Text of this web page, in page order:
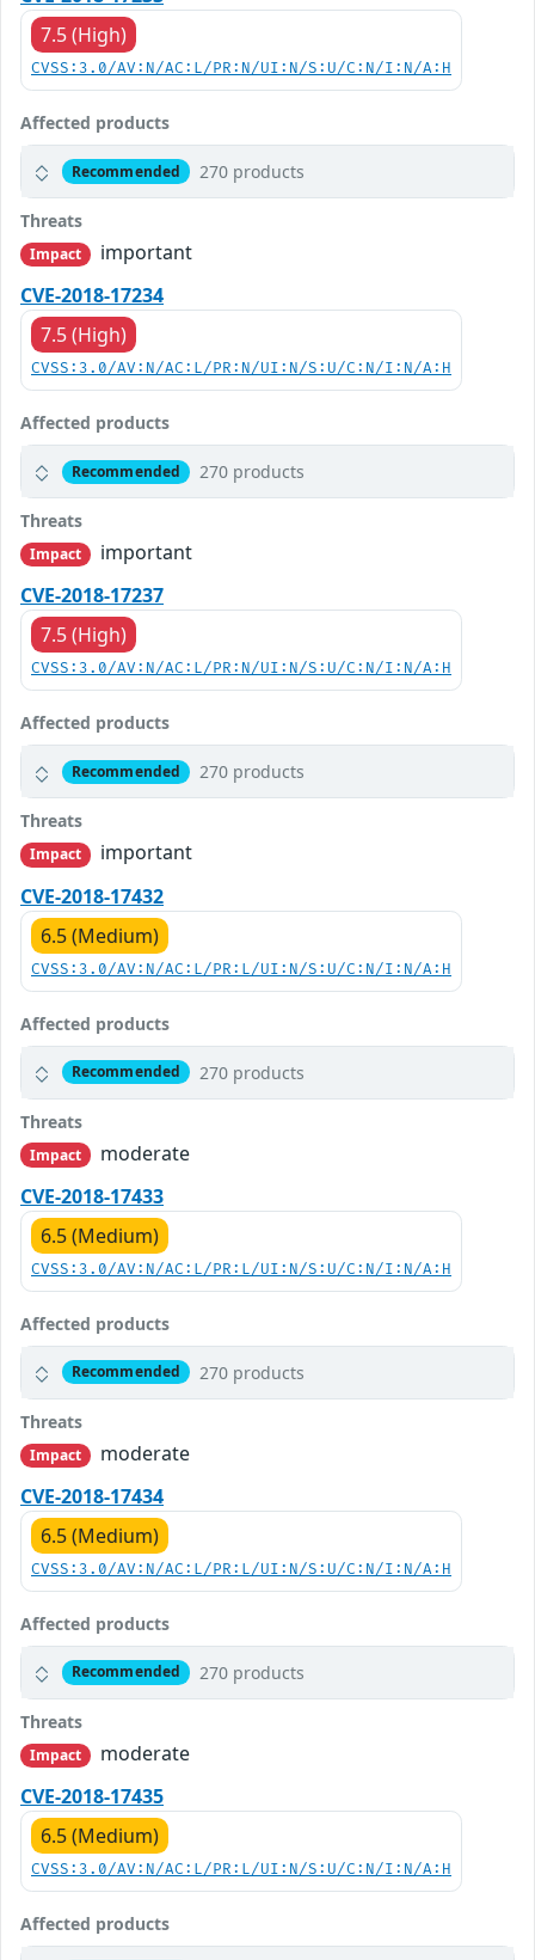
7.5 (High)
CVSS:3.0/AV:N/AC:L/PR:N/UI:N/S:U/C:N/I:N/A:H
Affected products
Recommended 270 products
Threats
Impact
important
CVE-2018-17234
7.5 (High)
CVSS:3.0/AV:N/AC:L/PR:N/UI:N/S:U/C:N/I:N/A:H
Affected products
Recommended 270 products
Threats
Impact
important
CVE-2018-17237
7.5 (High)
CVSS:3.0/AV:N/AC:L/PR:N/UI:N/S:U/C:N/I:N/A:H
Affected products
Recommended 270 products
Threats
Impact
important
CVE-2018-17432
6.5 (Medium)
CVSS:3.0/AV:N/AC:L/PR:L/UI:N/S:U/C:N/I:N/A:H
Affected products
Recommended 270 products
Threats
Impact
moderate
CVE-2018-17433
6.5 (Medium)
CVSS:3.0/AV:N/AC:L/PR:L/UI:N/S:U/C:N/I:N/A:H
Affected products
Recommended 270 products
Threats
Impact
moderate
CVE-2018-17434
6.5 (Medium)
CVSS:3.0/AV:N/AC:L/PR:L/UI:N/S:U/C:N/I:N/A:H
Affected products
Recommended 270 products
Threats
Impact
moderate
CVE-2018-17435
6.5 (Medium)
CVSS:3.0/AV:N/AC:L/PR:L/UI:N/S:U/C:N/I:N/A:H
Affected products